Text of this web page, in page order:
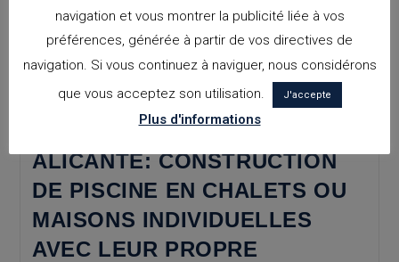
CABINET D’ARCHITECTURE
ALICANTE: CONSTRUCTION
DE PISCINE EN CHALETS OU
MAISONS INDIVIDUELLES
AVEC LEUR PROPRE
navigation et vous montrer la publicité liée à vos
préférences, générée à partir de vos directives de
navigation. Si vous continuez à naviguer, nous considérons
que vous acceptez son utilisation.
J'accepte
Plus d'informations